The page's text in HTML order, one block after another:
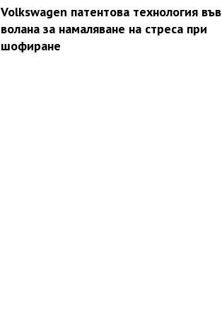
Volkswagen патентова технология във
волана за намаляване на стреса при
шофиране